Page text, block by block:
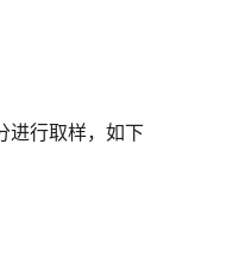
进行取样，如下